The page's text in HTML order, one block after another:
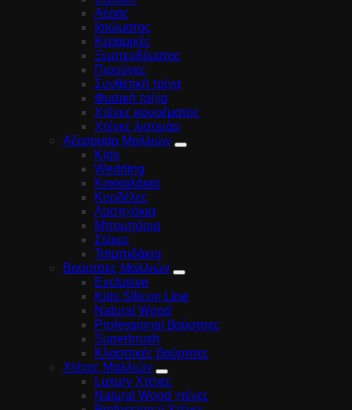
Αέρος
Ισιώματος
Κεραμικές
Ξεμπερδέματος
Πιρούνες
Συνθετική τρίχα
Φυσική τρίχα
Χτένες κουρέματος
Χτένες λισουάρ
Αξεσουάρ Μαλλιών
Kids
Wedding
Κοκκαλάκια
Κορδέλες
Λαστιχάκια
Μπομπάρια
Στέκες
Τσιμπιδάκια
Βούρτσες Μαλλιών
Exclusive
Kids Silicon Line
Natural Wood
Professional βούρτσες
Superbrush
Κλασσικές βούρτσες
Χτένες Μαλλιών
Luxury Χτένες
Natural Wood χτένες